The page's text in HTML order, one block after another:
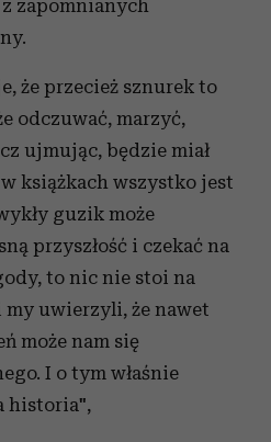
zapomnianych
że przecież sznurek to
odczuwać, marzyć,
ujmując, będzie miał
książkach wszystko jest
guzik może
przyszłość i czekać na
to nic nie stoi na
uwierzyli, że nawet
może nam się
I o tym właśnie
historia",